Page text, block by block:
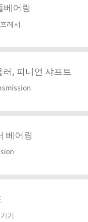
베어링
레셔
, 피니언 샤프트
베어링
기